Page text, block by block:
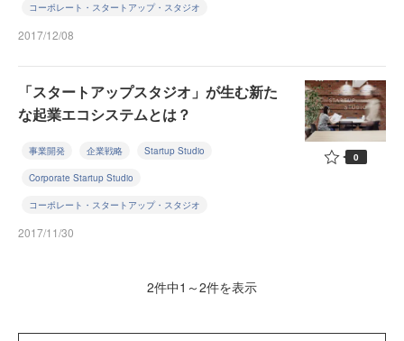
コーポレート・スタートアップ・スタジオ
2017/12/08
「スタートアップスタジオ」が生む新た
な起業エコシステムとは？
事業開発 企業戦略 Startup Studio
Corporate Startup Studio
コーポレート・スタートアップ・スタジオ
2017/11/30
0
2件中1～2件を表示